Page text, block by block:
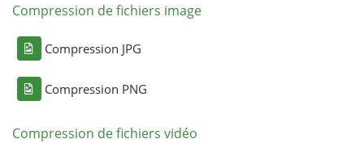
Compression de fichiers image
Compression JPG
Compression PNG
Compression de fichiers vidéo